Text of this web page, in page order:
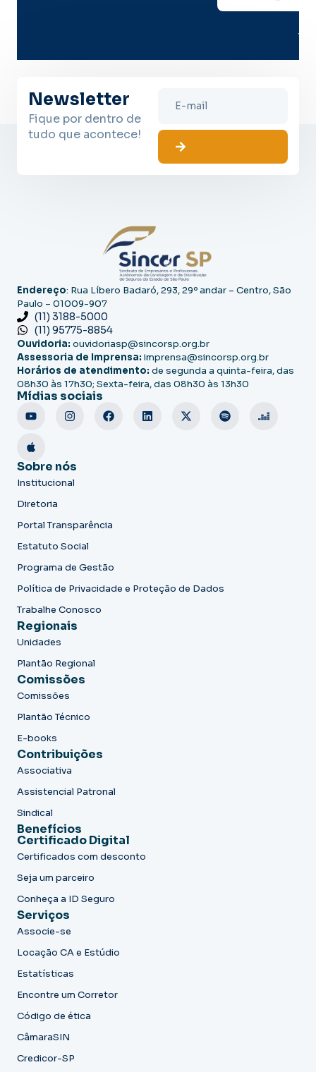
no
Newsletter
Fique por dentro de
tudo que acontece!
Endereço: Rua Líbero Badaró, 293, 29º andar – Centro, São
Paulo – 01009-907
(11) 3188-5000
(11) 95775-8854
Ouvidoria: ouvidoriasp@sincorsp.org.br
Assessoria de Imprensa: imprensa@sincorsp.org.br
Horários de atendimento: de segunda a quinta-feira, das
08h30 às 17h30; Sexta-feira, das 08h30 às 13h30
Mídias sociais
Sobre nós
Institucional
Diretoria
Portal Transparência
Estatuto Social
Programa de Gestão
Política de Privacidade e Proteção de Dados
Trabalhe Conosco
Regionais
Unidades
Plantão Regional
Comissões
Comissões
Plantão Técnico
E-books
Contribuições
Associativa
Assistencial Patronal
Sindical
Benefícios
Certificado Digital
Certificados com desconto
Seja um parceiro
Conheça a ID Seguro
Serviços
Associe-se
Locação CA e Estúdio
Estatísticas
Encontre um Corretor
Código de ética
CâmaraSIN
Credicor-SP